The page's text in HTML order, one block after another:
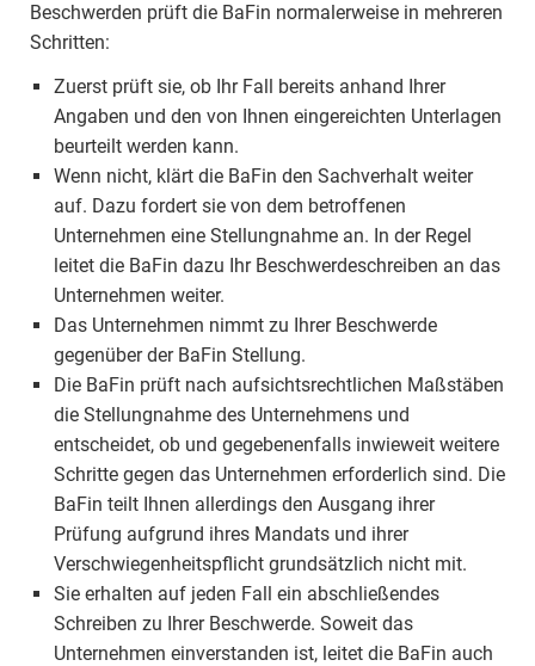
Beschwerden prüft die BaFin normalerweise in mehreren
Schritten:
Zuerst prüft sie, ob Ihr Fall bereits anhand Ihrer
Angaben und den von Ihnen eingereichten Unterlagen
beurteilt werden kann.
Wenn nicht, klärt die BaFin den Sachverhalt weiter
auf. Dazu fordert sie von dem betroffenen
Unternehmen eine Stellungnahme an. In der Regel
leitet die BaFin dazu Ihr Beschwerdeschreiben an das
Unternehmen weiter.
Das Unternehmen nimmt zu Ihrer Beschwerde
gegenüber der BaFin Stellung.
Die BaFin prüft nach aufsichtsrechtlichen Maßstäben
die Stellungnahme des Unternehmens und
entscheidet, ob und gegebenenfalls inwieweit weitere
Schritte gegen das Unternehmen erforderlich sind. Die
BaFin teilt Ihnen allerdings den Ausgang ihrer
Prüfung aufgrund ihres Mandats und ihrer
Verschwiegenheitspflicht grundsätzlich nicht mit.
Sie erhalten auf jeden Fall ein abschließendes
Schreiben zu Ihrer Beschwerde. Soweit das
Unternehmen einverstanden ist, leitet die BaFin auch